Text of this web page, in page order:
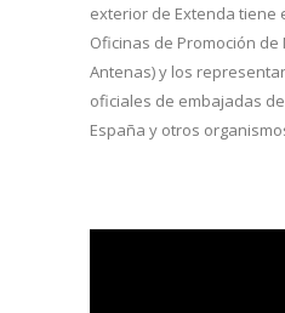
exterior de Extenda tiene
Oficinas de Promoción de
Antenas) y los
oficiales de embajadas
España y otros